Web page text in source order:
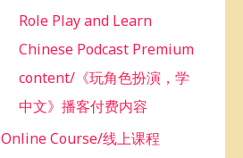
Role Play and Learn
Chinese Podcast Premium
content/《玩角色扮演，学
中文》播客付费内容
Online Course/线上课程